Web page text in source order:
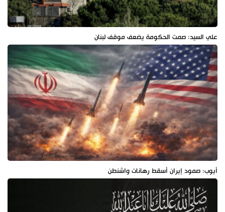
علي السيد: صمت الحكومة يضعف موقف لبنان
أيوب: صمود إيران أسقط رهانات واشنطن